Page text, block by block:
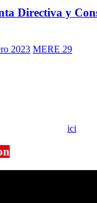
Directiva y
2023 MERE 29
ici